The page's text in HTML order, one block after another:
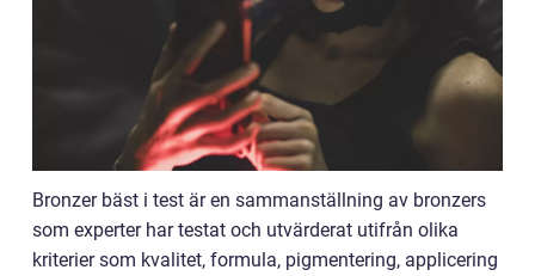
Bronzer bäst i test är en sammanställning av bronzers
som experter har testat och utvärderat utifrån olika
kriterier som kvalitet, formula, pigmentering, applicering